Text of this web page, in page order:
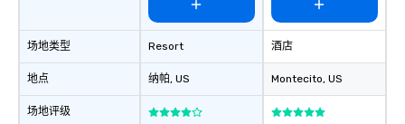
场地类型
地点
场地评级
Resort
纳帕, US
酒店
Montecito, US